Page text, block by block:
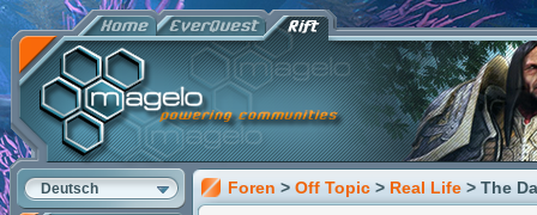
Deutsch Foren > Off Topic > Real Life > The